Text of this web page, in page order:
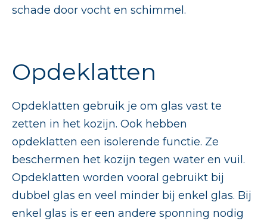
schade door vocht en schimmel.
Opdeklatten
Opdeklatten gebruik je om glas vast te
zetten in het kozijn. Ook hebben
opdeklatten een isolerende functie. Ze
beschermen het kozijn tegen water en vuil.
Opdeklatten worden vooral gebruikt bij
dubbel glas en veel minder bij enkel glas. Bij
enkel glas is er een andere sponning nodig